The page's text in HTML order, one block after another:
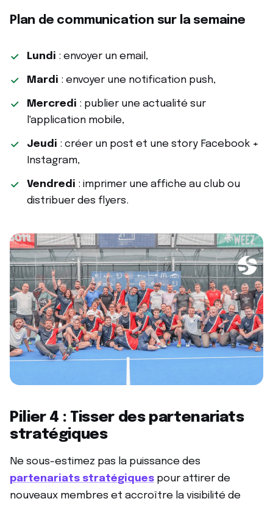
Plan de communication sur la semaine
Lundi : envoyer un email,
Mardi : envoyer une notification push,
Mercredi : publier une actualité sur
l'application mobile,
Jeudi : créer un post et une story Facebook +
Instagram,
Vendredi : imprimer une affiche au club ou
distribuer des flyers.
Pilier 4 : Tisser des partenariats
stratégiques
Ne sous-estimez pas la puissance des
partenariats stratégiques pour attirer de
nouveaux membres et accroître la visibilité de